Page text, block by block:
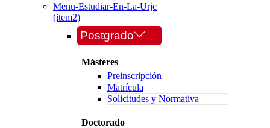
Menu-Estudiar-En-La-Urjc
(item2)
Postgrado
Másteres
Preinscripción
Matrícula
Solicitudes y Normativa
Doctorado